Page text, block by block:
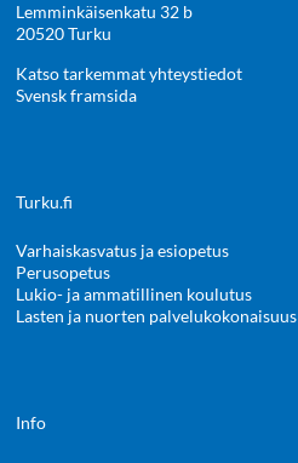
Lemminkäisenkatu 32 b
20520 Turku
Katso tarkemmat yhteystiedot
Svensk framsida
Turku.fi
Varhaiskasvatus ja esiopetus
Perusopetus
Lukio- ja ammatillinen koulutus
Lasten ja nuorten palvelukokonaisuus
Info